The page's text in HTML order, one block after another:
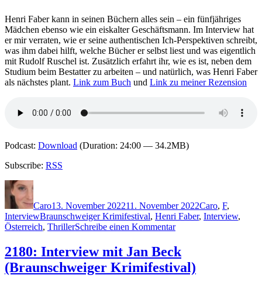
Henri Faber kann in seinen Büchern alles sein – ein fünfjähriges
Mädchen ebenso wie ein eiskalter Geschäftsmann. Im Interview hat
er mir verraten, wie er seine authentischen Ich-Perspektiven schreibt,
was ihm dabei hilft, welche Bücher er selbst liest und was eigentlich
mit Rudolf Ruschel ist. Zusätzlich erfahrt ihr, wie es ist, neben dem
Studium beim Bestatter zu arbeiten – und natürlich, was Henri Faber
als nächstes plant. Link zum Buch und Link zu meiner Rezension
Podcast: Download (Duration: 24:00 — 34.2MB)
Subscribe: RSS
Autor
Caro13. November 202211. November 2022Caro, F,
InterviewSchlagwörter
Braunschweiger Krimifestival, Henri Faber, Interview,
Österreich, ThrillerSchreibe einen Kommentarzu
Interview
mit
Henri
2180: Interview mit Jan Beck
(Braunschweiger Krimifestival)